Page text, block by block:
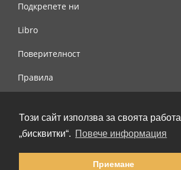
Този сайт използва за своята работа
„бисквитки“. Повече информация
Приемане
Подкрепете ни
Libro
Поверителност
Правила